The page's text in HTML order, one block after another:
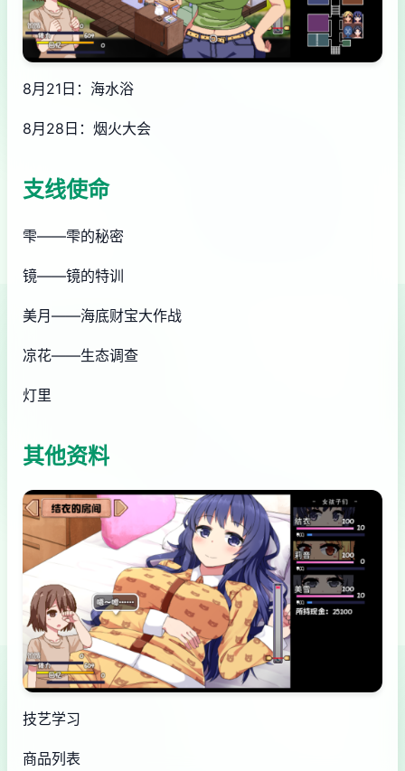
8月21日：海水浴
8月28日：烟火大会
支线使命
雫——雫的秘密
镜——镜的特训
美月——海底财宝大作战
凉花——生态调查
灯里
其他资料
技艺学习
商品列表